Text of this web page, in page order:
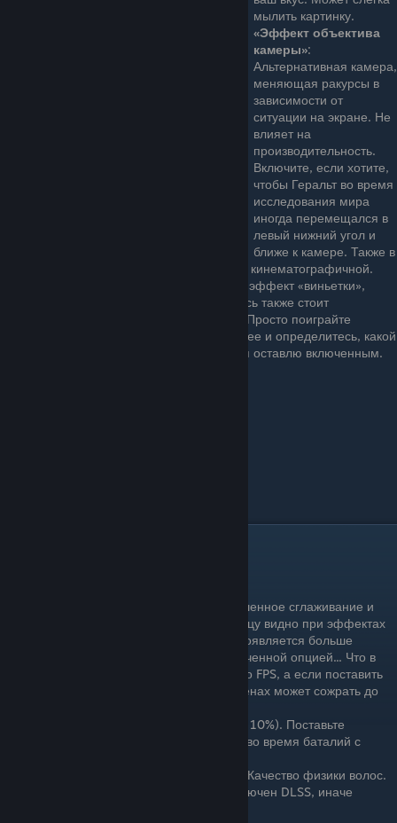
мылить картинку.
«Эффект объектива
камеры»:
Альтернативная камера,
меняющая ракурсы в
зависимости от
ситуации на экране. Не
влияет на
производительность.
Включите, если хотите,
чтобы Геральт во время
исследования мира
иногда перемещался в
левый нижний угол и
ближе к камере. Также в
бою работа камеры тоже будет более кинематографичной.
:Создает простой эффект «виньетки»,
затеняя изображение по контуру. Здесь также стоит
ориентироваться на свои ощущения. Просто поиграйте
немного с включенной опцией и без нее и определитесь, какой
вариант вам больше по душе. Лично я оставлю включенным.
. Добавляет улучшенное сглаживание и
физику волос и меха, особенно разницу видно при эффектах
погоды вроде ветра или дождя, ибо появляется больше
отражений на волосах, чем в с выключенной опцией... Что в
2015, что сейчас жрет довольно много FPS, а если поставить
на 'Высокое качество' в некоторых сценах может сожрать до
(до 10%). Поставьте
«Геральт» чтобы не потерять FPS во время баталий с
(до 10%). Качество физики волос.
Не ставьте здесь выше 4 если включен DLSS, иначе